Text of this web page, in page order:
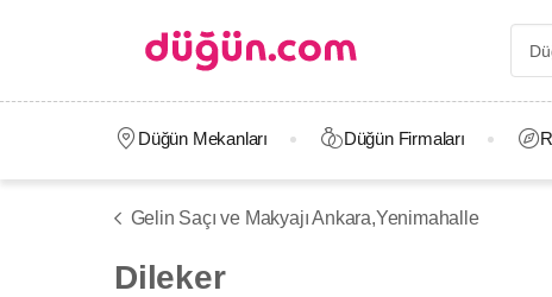
Düğün Mekanları Düğün Firmaları
Gelin Saçı ve Makyajı Ankara,Yenimahalle
Dileker